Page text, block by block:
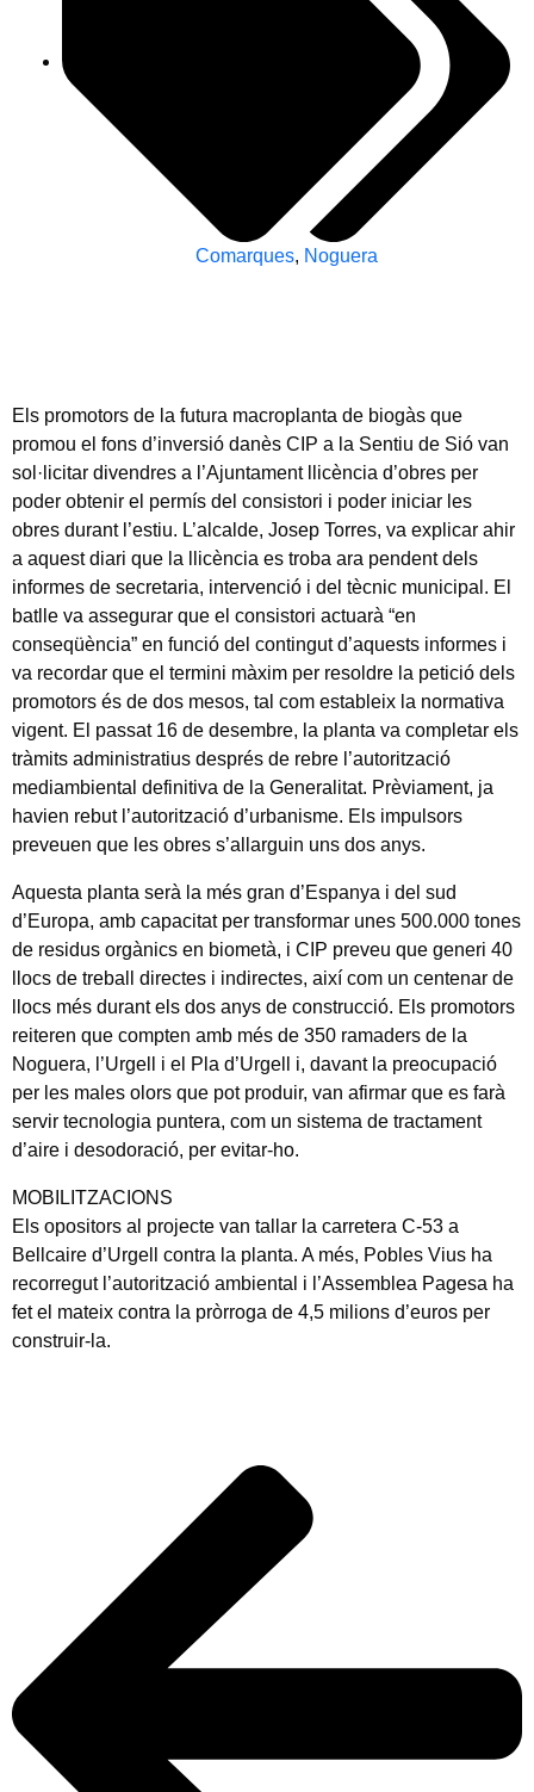
Comarques, Noguera
Els promotors de la futura macroplanta de biogàs que
promou el fons d’inversió danès CIP a la Sentiu de Sió van
sol·licitar divendres a l’Ajuntament llicència d’obres per
poder obtenir el permís del consistori i poder iniciar les
obres durant l’estiu. L’alcalde, Josep Torres, va explicar ahir
a aquest diari que la llicència es troba ara pendent dels
informes de secretaria, intervenció i del tècnic municipal. El
batlle va assegurar que el consistori actuarà “en
conseqüència” en funció del contingut d’aquests informes i
va recordar que el termini màxim per resoldre la petició dels
promotors és de dos mesos, tal com estableix la normativa
vigent. El passat 16 de desembre, la planta va completar els
tràmits administratius després de rebre l’autorització
mediambiental definitiva de la Generalitat. Prèviament, ja
havien rebut l’autorització d’urbanisme. Els impulsors
preveuen que les obres s’allarguin uns dos anys.
Aquesta planta serà la més gran d’Espanya i del sud
d’Europa, amb capacitat per transformar unes 500.000 tones
de residus orgànics en biometà, i CIP preveu que generi 40
llocs de treball directes i indirectes, així com un centenar de
llocs més durant els dos anys de construcció. Els promotors
reiteren que compten amb més de 350 ramaders de la
Noguera, l’Urgell i el Pla d’Urgell i, davant la preocupació
per les males olors que pot produir, van afirmar que es farà
servir tecnologia puntera, com un sistema de tractament
d’aire i desodoració, per evitar-ho.
MOBILITZACIONS
Els opositors al projecte van tallar la carretera C-53 a
Bellcaire d’Urgell contra la planta. A més, Pobles Vius ha
recorregut l’autorització ambiental i l’Assemblea Pagesa ha
fet el mateix contra la pròrroga de 4,5 milions d’euros per
construir-la.